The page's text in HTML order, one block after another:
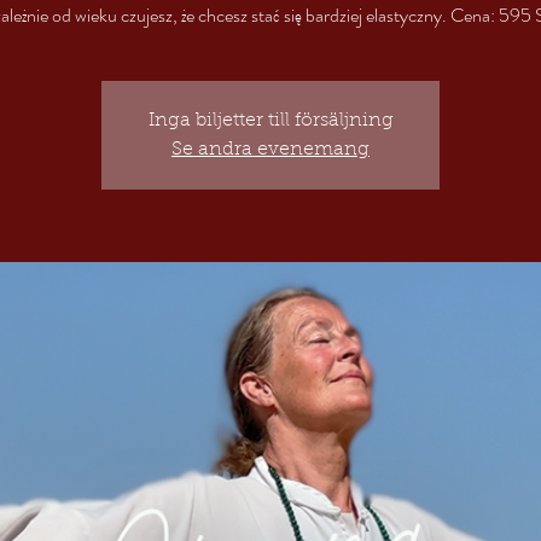
od wieku czujesz, że chcesz stać się bardziej elastyczny. Cena: 595
Inga biljetter till försäljning
Se andra evenemang